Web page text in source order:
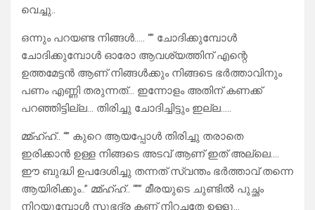
വെച്ചു..
ഒന്നും പറയണ്ട നിങ്ങൾ….. “” ചോദിക്കുമ്പോൾ
ചോദിക്കുമ്പോൾ ഓരോ ആവശ്യത്തിന് എന്റെ
ഉത്തമേട്ടൻ ആണ് നിങ്ങൾക്കും നിങ്ങടെ ഭർത്താവിനും
പണം എണ്ണി തരുന്നത്… ഇന്നോളം അതിന് കണക്ക്
പറഞ്ഞിട്ടില്ല… തിരിച്ചു ചോദിച്ചിട്ടും ഇല്ല…..
മ്മ്ഹ്ഹ്.. “” കുറെ ആയപ്പോൾ തിരിച്ചു തരാതെ
ഇരിക്കാൻ ഉള്ള നിങ്ങടെ അടവ് ആണ് ഇത് അല്ലെ….
ഈ ബുദ്ധി ഉപദേശിച്ചു തന്നത് സ്വന്തം ഭർത്താവ് തന്നെ
ആയിരിക്കും..” മ്മ്ഹ്ഹ്.. “”” മീരയുടെ ചുണ്ടിൽ പുച്ഛം
നിറയുമ്പോൾ സുഭദ്ര കണ്ണ് നിറച്ചതേ ഉള്ളു…